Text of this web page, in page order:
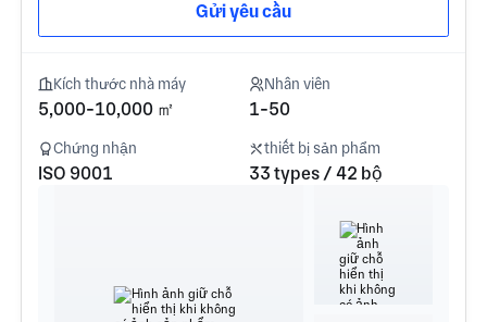
Gửi yêu cầu
Kích thước nhà máy
5,000-10,000 ㎡
Nhân viên
1-50
Chứng nhận
ISO 9001
thiết bị sản phẩm
33 types / 42 bộ